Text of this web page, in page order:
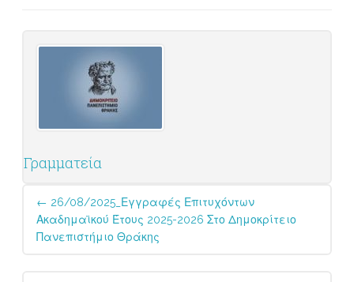
Γραμματεία
Post
navigation
← 26/08/2025_Εγγραφές Επιτυχόντων
Ακαδημαϊκού Έτους 2025-2026 Στο Δημοκρίτειο
Πανεπιστήμιο Θράκης